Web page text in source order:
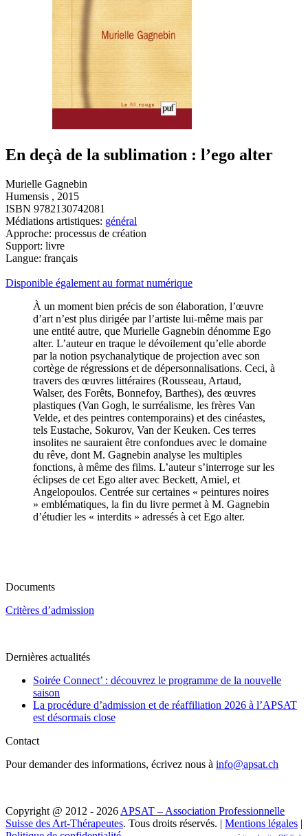
En deçà de la sublimation : l’ego alter
Murielle Gagnebin
Humensis , 2015
ISBN 9782130742081
Médiations artistiques: général
Approche: processus de création
Support: livre
Langue: français
Disponible également au format numérique
À un moment bien précis de son élaboration, l’œuvre
d’art n’est plus dirigée par l’artiste lui-même mais par
une entité autre, que Murielle Gagnebin dénomme Ego
alter. L’auteur en traque le dévoilement qu’elle aborde
par la notion psychanalytique de projection avec son
cortège de régressions et de dépersonnalisations. Ceci, à
travers des œuvres littéraires (Rousseau, Artaud,
Walser, des Forêts, Bonnefoy, Barthes), des œuvres
plastiques (Van Gogh, le surréalisme, les frères Van
Velde, et des peintres contemporains) et des cinéastes,
tels Eustache, Sokurov, Van der Keuken. Ces terres
insolites ne sauraient être confondues avec le domaine
du rêve, dont M. Gagnebin analyse les multiples
fonctions, à même des films. L’auteur s’interroge sur les
éclipses de cet Ego alter avec Beckett, Amiel, et
Angelopoulos. Centrée sur certaines « peintures noires
» emblématiques, la fin du livre permet à M. Gagnebin
d’étudier les « interdits » adressés à cet Ego alter.
Documents
Critères d’admission
Dernières actualités
Soirée Connect’ : découvrez le programme de la nouvelle
saison
La procédure d’admission et de réaffiliation 2026 à l’APSAT
est désormais close
Contact
Pour demander des informations, écrivez nous à info@apsat.ch
Copyright @ 2012 - 2026 APSAT – Association Professionnelle
Suisse des Art-Thérapeutes. Tous droits réservés. | Mentions légales |